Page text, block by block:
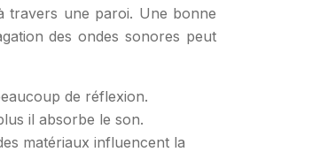
travers une paroi. Une bonne
des ondes sonores peut
de réflexion.
il absorbe le son.
matériaux influencent la